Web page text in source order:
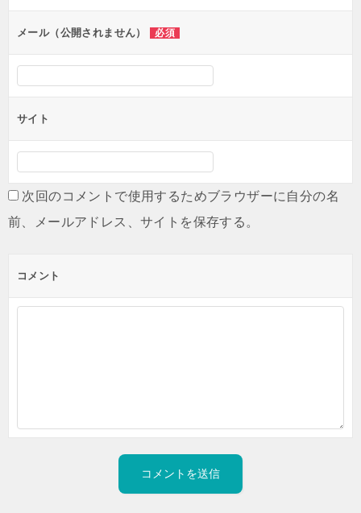
ンメール（公開されません） 必須
サイト
次回のコメントで使用するためブラウザーに自分の名
前、メールアドレス、サイトを保存する。
コメント